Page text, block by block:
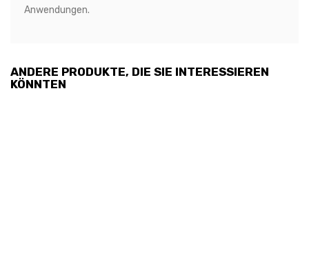
Anwendungen.
ANDERE PRODUKTE, DIE SIE INTERESSIEREN
KÖNNTEN